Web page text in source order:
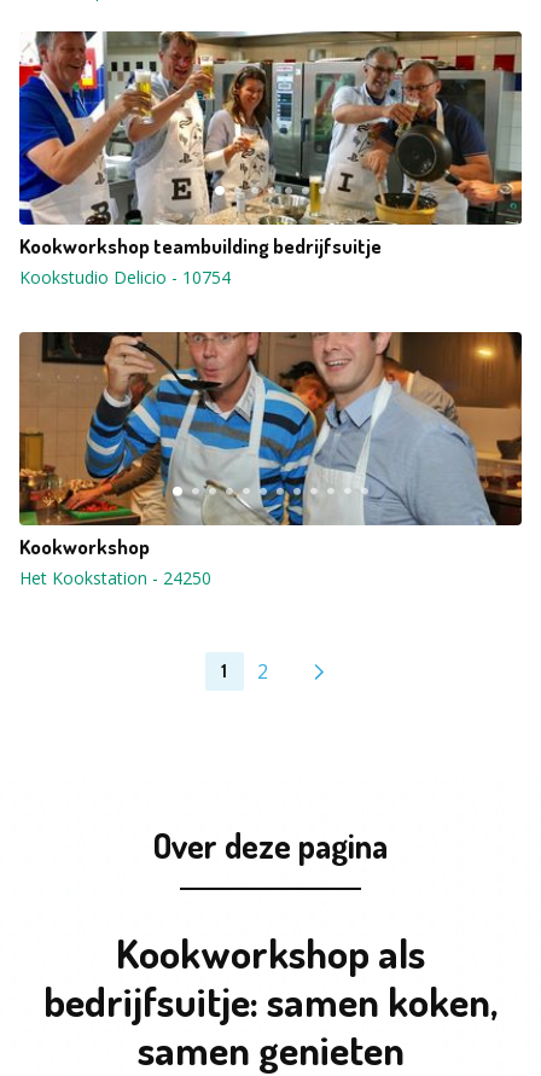
Kookworkshop teambuilding bedrijfsuitje
Kookstudio Delicio - 10754
Kookworkshop
Het Kookstation - 24250
1 2
Over deze pagina
Kookworkshop als
bedrijfsuitje: samen koken,
samen genieten